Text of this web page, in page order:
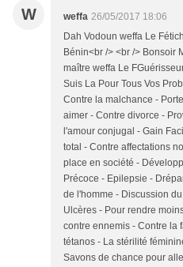
W weffa 26/05/2017 18:06
Dah Vodoun weffa Le
Bénin<br /> <br /> Bonsoir
maître weffa Le
Suis La Pour Tous Vos
Contre la malchance -
aimer - Contre divorce -
l'amour conjugal - Gain
total - Contre affectations
place en société -
Précoce - Epilepsie -
de l'homme - Discussion
Ulcères - Pour rendre
contre ennemis - Contre la
tétanos - La stérilité
Savons de chance pour